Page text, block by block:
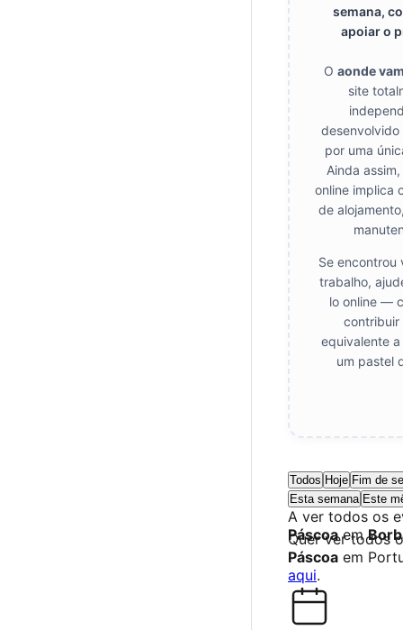
semana,
apoiar o
O aonde
site
desenvolvido
por uma
Ainda
online implica
de
Se encontrou
trabalho,
lo online —
contribuir
equivalente
um pastel
Todos Hoje Fim de
Esta semana Este
A ver todos os
Páscoaem
Quer ver todos
Páscoa em
aqui.